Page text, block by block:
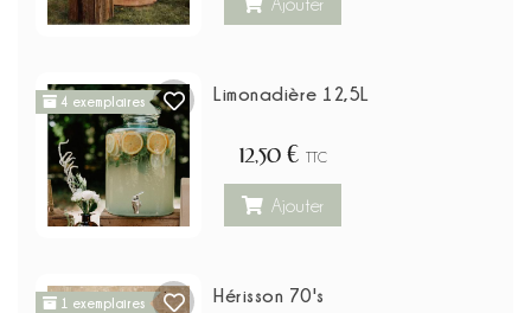
Ajouter
4 exemplaires Limonadière 12,5L
12,50 € TTC
Ajouter
1 exemplaires Hérisson 70's